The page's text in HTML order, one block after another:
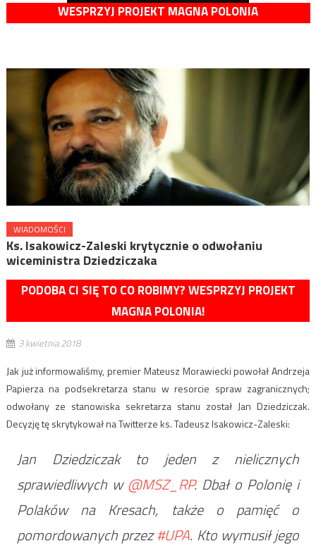
WESPRZYJ PROJEKT MAGNA POLONIA
WIADOMOŚCI
Ks. Isakowicz-Zaleski krytycznie o odwołaniu
wiceministra Dziedziczaka
PODOBA CI SIĘ TO CO ROBIMY? WESPRZYJ PROJEKT
MAGNA POLONIA!
3 kwietnia 2018
Jak już informowaliśmy, premier Mateusz Morawiecki powołał Andrzeja
Papierza na podsekretarza stanu w resorcie spraw zagranicznych;
odwołany ze stanowiska sekretarza stanu został Jan Dziedziczak.
Decyzję tę skrytykował na Twitterze ks. Tadeusz Isakowicz-Zaleski:
Jan Dziedziczak to jeden z nielicznych
sprawiedliwych w@MSZ_RP. Dbał o Polonię i
Polaków na Kresach, także o pamięć o
pomordowanych przez#UPA. Kto wymusił jego